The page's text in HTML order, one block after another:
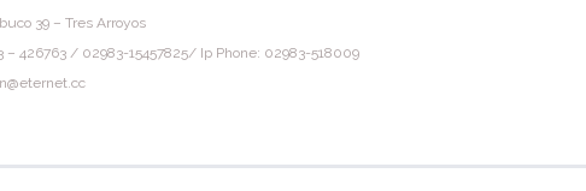
39 – Tres Arroyos
– 426763 / 02983-15457825/ Ip Phone: 02983-518009